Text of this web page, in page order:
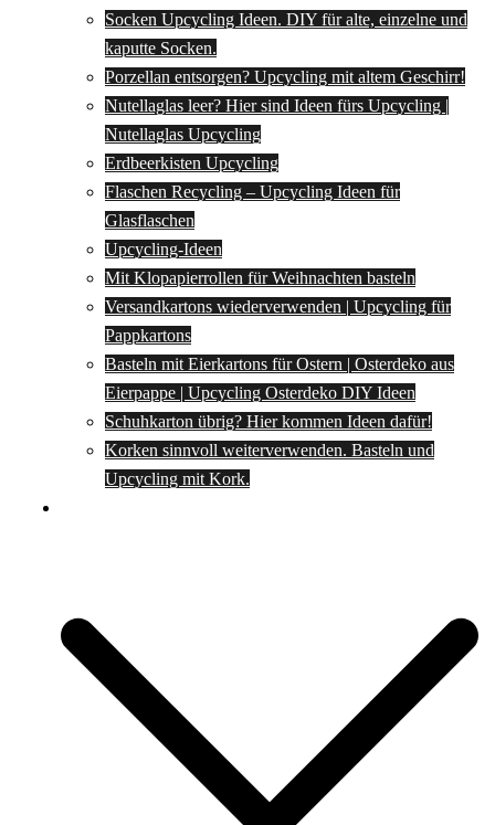
Socken Upcycling Ideen. DIY für alte, einzelne und
kaputte Socken.
Porzellan entsorgen? Upcycling mit altem Geschirr!
Nutellaglas leer? Hier sind Ideen fürs Upcycling |
Nutellaglas Upcycling
Erdbeerkisten Upcycling
Flaschen Recycling – Upcycling Ideen für
Glasflaschen
Upcycling-Ideen
Mit Klopapierrollen für Weihnachten basteln
Versandkartons wiederverwenden | Upcycling für
Pappkartons
Basteln mit Eierkartons für Ostern | Osterdeko aus
Eierpappe | Upcycling Osterdeko DIY Ideen
Schuhkarton übrig? Hier kommen Ideen dafür!
Korken sinnvoll weiterverwenden. Basteln und
Upcycling mit Kork.